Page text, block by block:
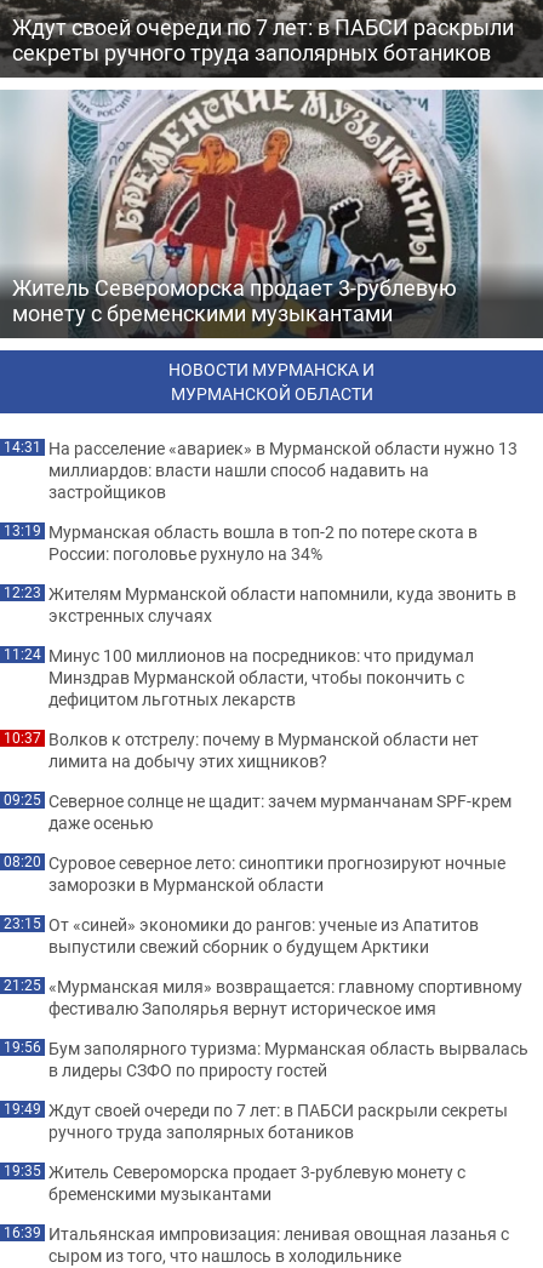
Ждут своей очереди по 7 лет: в ПАБСИ раскрыли
секреты ручного труда заполярных ботаников
Житель Североморска продает 3-рублевую
монету с бременскими музыкантами
НОВОСТИ МУРМАНСКА И
МУРМАНСКОЙ ОБЛАСТИ
14:31 На расселение «авариек» в Мурманской области нужно 13
миллиардов: власти нашли способ надавить на
застройщиков
13:19 Мурманская область вошла в топ-2 по потере скота в
России: поголовье рухнуло на 34%
12:23 Жителям Мурманской области напомнили, куда звонить в
экстренных случаях
11:24 Минус 100 миллионов на посредников: что придумал
Минздрав Мурманской области, чтобы покончить с
дефицитом льготных лекарств
10:37 Волков к отстрелу: почему в Мурманской области нет
лимита на добычу этих хищников?
09:25 Северное солнце не щадит: зачем мурманчанам SPF-крем
даже осенью
08:20 Суровое северное лето: синоптики прогнозируют ночные
заморозки в Мурманской области
23:15 От «синей» экономики до рангов: ученые из Апатитов
выпустили свежий сборник о будущем Арктики
21:25 «Мурманская миля» возвращается: главному спортивному
фестивалю Заполярья вернут историческое имя
19:56 Бум заполярного туризма: Мурманская область вырвалась
в лидеры СЗФО по приросту гостей
19:49 Ждут своей очереди по 7 лет: в ПАБСИ раскрыли секреты
ручного труда заполярных ботаников
19:35 Житель Североморска продает 3-рублевую монету с
бременскими музыкантами
16:39 Итальянская импровизация: ленивая овощная лазанья с
сыром из того, что нашлось в холодильнике